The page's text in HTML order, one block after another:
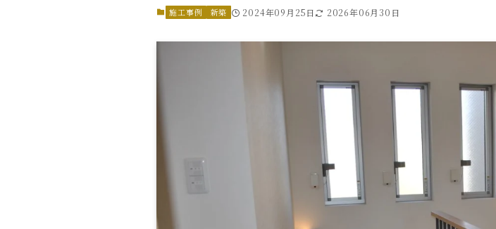
施工事例 新築 2024年09月25日 2026年06月30日